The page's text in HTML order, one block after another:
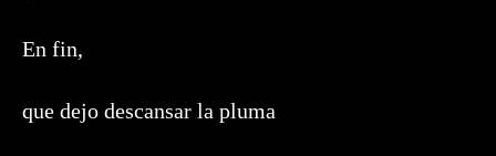
En fin,
que dejo descansar la pluma